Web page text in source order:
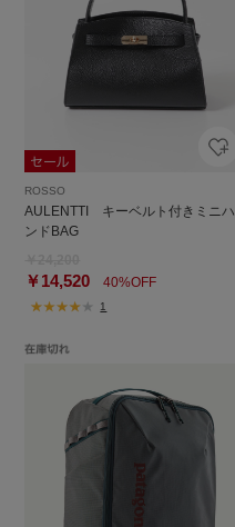
ROSSO
AULENTTI キーベルト付きミニハ
ンドBAG
￥14,520 40%OFF
1